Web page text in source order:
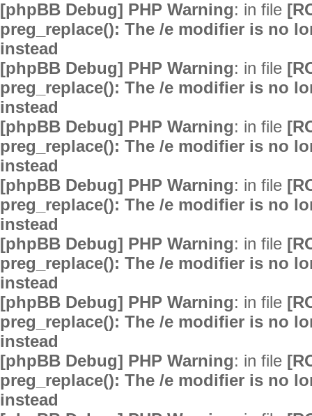
[phpBB Debug] PHP Warning: in file
preg_replace(): The /e modifier is no
instead
[phpBB Debug] PHP Warning: in file
preg_replace(): The /e modifier is no
instead
[phpBB Debug] PHP Warning: in file
preg_replace(): The /e modifier is no
instead
[phpBB Debug] PHP Warning: in file
preg_replace(): The /e modifier is no
instead
[phpBB Debug] PHP Warning: in file
preg_replace(): The /e modifier is no
instead
[phpBB Debug] PHP Warning: in file
preg_replace(): The /e modifier is no
instead
[phpBB Debug] PHP Warning: in file
preg_replace(): The /e modifier is no
instead